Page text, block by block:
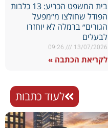
בית המשפט הכריע: 13 כלבות
הפודל שחולצו מ״מפעל
הגורים״ ברמלה לא יוחזרו
לבעלים
13/07/2026
לקריאת הכתבה »
לעוד כתבות